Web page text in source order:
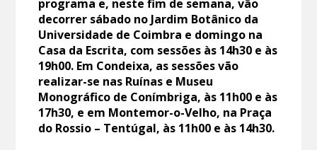
programa e, neste fim de semana, vão
decorrer sábado no Jardim Botânico da
Universidade de Coimbra e domingo na
Casa da Escrita, com sessões às 14h30 e às
19h00. Em Condeixa, as sessões vão
realizar-se nas Ruínas e Museu
Monográfico de Conímbriga, às 11h00 e às
17h30, e em Montemor-o-Velho, na Praça
do Rossio – Tentúgal, às 11h00 e às 14h30.